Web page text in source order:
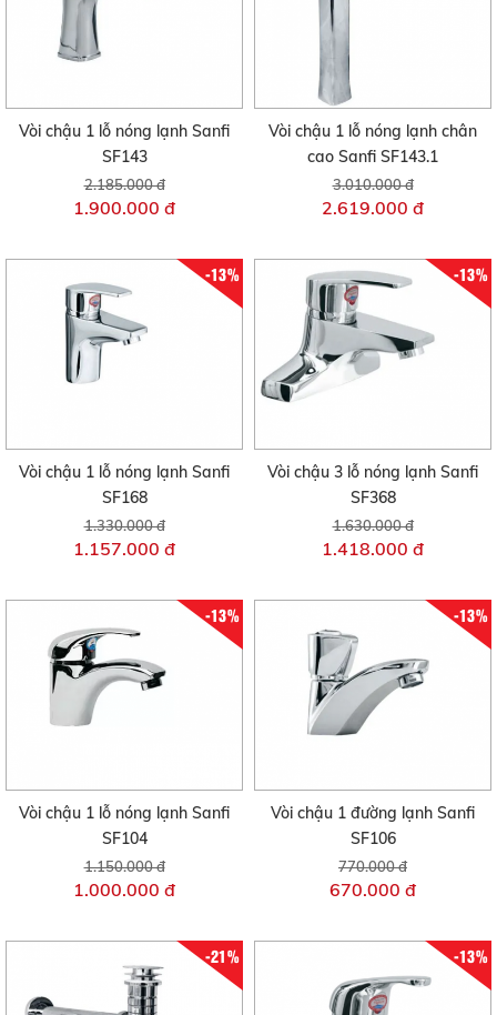
Vòi chậu 1 lỗ nóng lạnh Sanfi
SF143
2.185.000 đ
1.900.000 đ
Vòi chậu 1 lỗ nóng lạnh chân
cao Sanfi SF143.1
3.010.000 đ
2.619.000 đ
-13%
Vòi chậu 1 lỗ nóng lạnh Sanfi
SF168
1.330.000 đ
1.157.000 đ
-13%
Vòi chậu 3 lỗ nóng lạnh Sanfi
SF368
1.630.000 đ
1.418.000 đ
-13%
Vòi chậu 1 lỗ nóng lạnh Sanfi
SF104
1.150.000 đ
1.000.000 đ
-13%
Vòi chậu 1 đường lạnh Sanfi
SF106
770.000 đ
670.000 đ
-21% -13%